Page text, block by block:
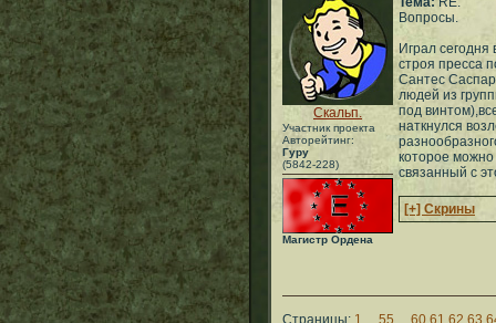
Скальп.
Участник проекта
Авторейтинг:
Гуру
(5842-228)
Магистр Ордена
Вопросы.
Играл
строя пресса
Сантес
людей из
под
наткнулся
которое можно
связанный с
[+] Скрины
Страницы: 1 55 60 61 62 63